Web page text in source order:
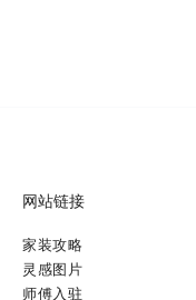
网站链接
家装攻略
灵感图片
师傅入驻